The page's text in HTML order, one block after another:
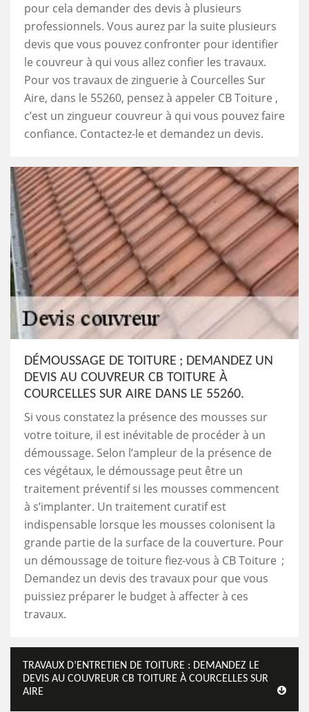
pour cela demander des devis à plusieurs
professionnels. Vous aurez par la suite plusieurs
devis que vous pouvez confronter pour identifier
le couvreur à qui vous allez confier les travaux.
Pour vos travaux de zinguerie à Courcelles Sur
Aire, dans le 55260, pensez à appeler CB Toiture ,
c’est un zingueur couvreur à qui vous pouvez faire
confiance. Contactez-le et demandez un devis.
DÉMOUSSAGE DE TOITURE ; DEMANDEZ UN
DEVIS AU COUVREUR CB TOITURE À
COURCELLES SUR AIRE DANS LE 55260.
Si vous constatez la présence des mousses sur
votre toiture, il est inévitable de procéder à un
démoussage. Selon l’ampleur de la présence de
ces végétaux, le démoussage peut être un
traitement préventif si les mousses commencent
à s’implanter. Un traitement curatif est
indispensable lorsque les mousses colonisent la
grande partie de la surface de la couverture. Pour
un démoussage de toiture fiez-vous à CB Toiture ;
Demandez un devis des travaux pour que vous
puissiez préparer le budget à affecter à ces
travaux.
TRAVAUX D’ENTRETIEN DE TOITURE : DEMANDEZ LE
DEVIS AU COUVREUR CB TOITURE À COURCELLES SUR
AIRE